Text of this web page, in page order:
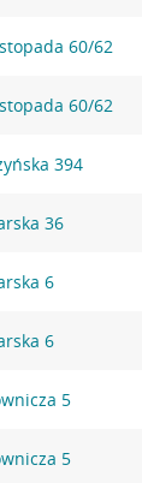
60/62
60/62
394
36
6
6
5
5